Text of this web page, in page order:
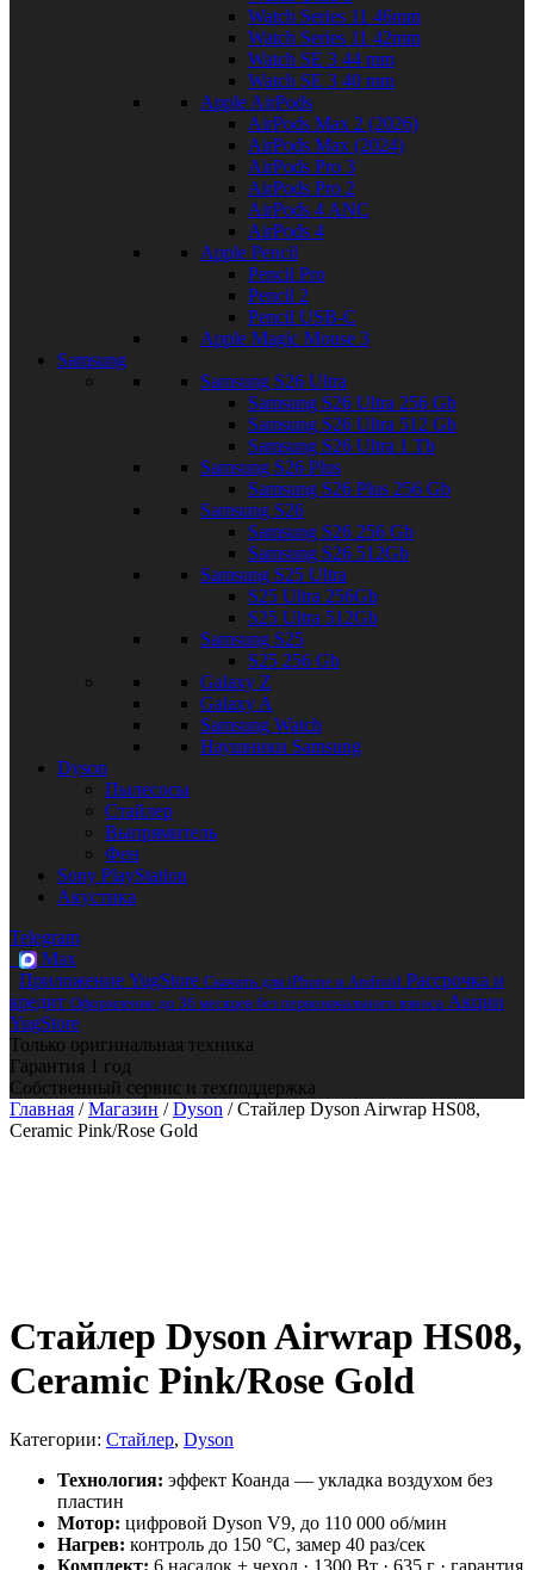
Watch Series 11 46mm
Watch Series 11 42mm
Watch SE 3 44 mm
Watch SE 3 40 mm
Apple AirPods
AirPods Max 2 (2026)
AirPods Max (2024)
AirPods Pro 3
AirPods Pro 2
AirPods 4 ANC
AirPods 4
Apple Pencil
Pencil Pro
Pencil 2
Pencil USB-C
Apple Magic Mouse 3
Samsung
Samsung S26 Ultra
Samsung S26 Ultra 256 Gb
Samsung S26 Ultra 512 Gb
Samsung S26 Ultra 1 Tb
Samsung S26 Plus
Samsung S26 Plus 256 Gb
Samsung S26
Samsung S26 256 Gb
Samsung S26 512Gb
Samsung S25 Ultra
S25 Ultra 256Gb
S25 Ultra 512Gb
Samsung S25
S25 256 Gb
Galaxy Z
Galaxy A
Samsung Watch
Наушники Samsung
Dyson
Пылесосы
Стайлер
Выпрямитель
Фен
Sony PlayStation
Акустика
Telegram
Max
Приложение YugStore Скачать для iPhone и Android Рассрочка и
кредит Оформление до 36 месяцев без первоначального взноса Акции
YugStore
Только оригинальная техника
Гарантия 1 год
Собственный сервис и техподдержка
Главная /Магазин /Dyson / Стайлер Dyson Airwrap HS08,
Ceramic Pink/Rose Gold
Стайлер Dyson Airwrap HS08,
Ceramic Pink/Rose Gold
Категории: Стайлер, Dyson
Технология: эффект Коанда — укладка воздухом без
пластин
Мотор: цифровой Dyson V9, до 110 000 об/мин
Нагрев: контроль до 150 °C, замер 40 раз/сек
Комплект: 6 насадок + чехол · 1300 Вт · 635 г · гарантия